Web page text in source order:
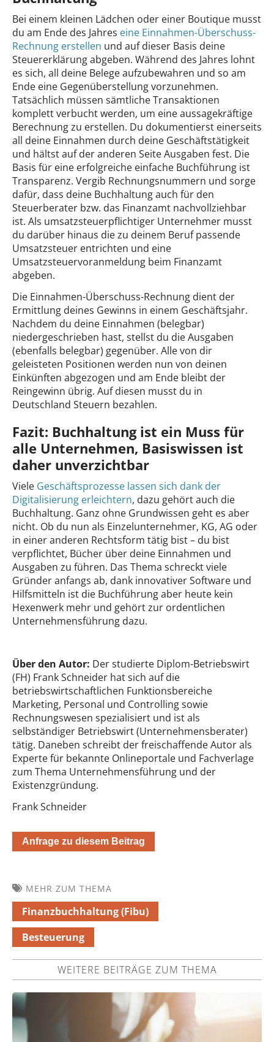
Bei einem kleinen Lädchen oder einer Boutique musst
du am Ende des Jahres eine Einnahmen-Überschuss-
Rechnung erstellen und auf dieser Basis deine
Steuererklärung abgeben. Während des Jahres lohnt
es sich, all deine Belege aufzubewahren und so am
Ende eine Gegenüberstellung vorzunehmen.
Tatsächlich müssen sämtliche Transaktionen
komplett verbucht werden, um eine aussagekräftige
Berechnung zu erstellen. Du dokumentierst einerseits
all deine Einnahmen durch deine Geschäftstätigkeit
und hältst auf der anderen Seite Ausgaben fest. Die
Basis für eine erfolgreiche einfache Buchführung ist
Transparenz. Vergib Rechnungsnummern und sorge
dafür, dass deine Buchhaltung auch für den
Steuerberater bzw. das Finanzamt nachvollziehbar
ist. Als umsatzsteuerpflichtiger Unternehmer musst
du darüber hinaus die zu deinem Beruf passende
Umsatzsteuer entrichten und eine
Umsatzsteuervoranmeldung beim Finanzamt
abgeben.
Die Einnahmen-Überschuss-Rechnung dient der
Ermittlung deines Gewinns in einem Geschäftsjahr.
Nachdem du deine Einnahmen (belegbar)
niedergeschrieben hast, stellst du die Ausgaben
(ebenfalls belegbar) gegenüber. Alle von dir
geleisteten Positionen werden nun von deinen
Einkünften abgezogen und am Ende bleibt der
Reingewinn übrig. Auf diesen musst du in
Deutschland Steuern bezahlen.
Fazit: Buchhaltung ist ein Muss für
alle Unternehmen, Basiswissen ist
daher unverzichtbar
Viele Geschäftsprozesse lassen sich dank der
Digitalisierung erleichtern, dazu gehört auch die
Buchhaltung. Ganz ohne Grundwissen geht es aber
nicht. Ob du nun als Einzelunternehmer, KG, AG oder
in einer anderen Rechtsform tätig bist – du bist
verpflichtet, Bücher über deine Einnahmen und
Ausgaben zu führen. Das Thema schreckt viele
Gründer anfangs ab, dank innovativer Software und
Hilfsmitteln ist die Buchführung aber heute kein
Hexenwerk mehr und gehört zur ordentlichen
Unternehmensführung dazu.
Über den Autor: Der studierte Diplom-Betriebswirt
(FH) Frank Schneider hat sich auf die
betriebswirtschaftlichen Funktionsbereiche
Marketing, Personal und Controlling sowie
Rechnungswesen spezialisiert und ist als
selbständiger Betriebswirt (Unternehmensberater)
tätig. Daneben schreibt der freischaffende Autor als
Experte für bekannte Onlineportale und Fachverlage
zum Thema Unternehmensführung und der
Existenzgründung.
Frank Schneider
Anfrage zu diesem Beitrag
MEHR ZUM THEMA
Finanzbuchhaltung (Fibu)
Besteuerung
WEITERE BEITRÄGE ZUM THEMA